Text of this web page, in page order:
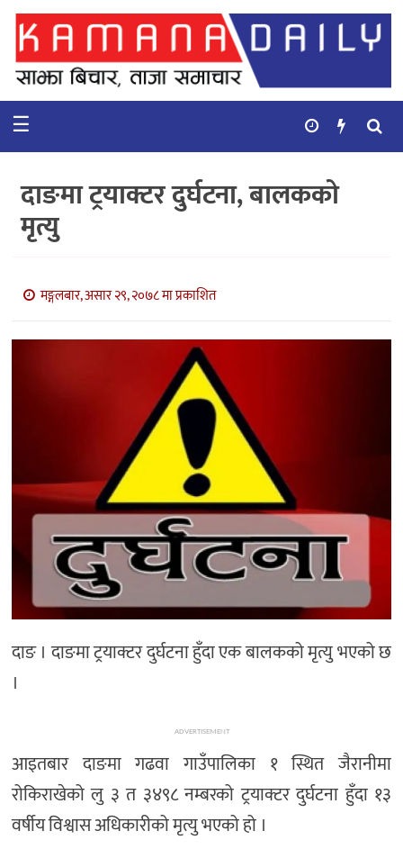
गृहपृष्ठ
समाचार
कुराकानी
बाणिज्य
भिडियो
☰
दाङमा ट्रयाक्टर दुर्घटना, बालकको
मृत्यु
मङ्गलबार, असार २९, २०७८ मा प्रकाशित
दाङ । दाङमा ट्रयाक्टर दुर्घटना हुँदा एक बालकको मृत्यु भएको छ
।
ADVERTISEMENT
आइतबार दाङमा गढवा गाउँपालिका १ स्थित जैरानीमा
रोकिराखेको लु ३ त ३४९८ नम्बरको ट्रयाक्टर दुर्घटना हुँदा १३
वर्षीय विश्वास अधिकारीको मृत्यु भएको हो ।